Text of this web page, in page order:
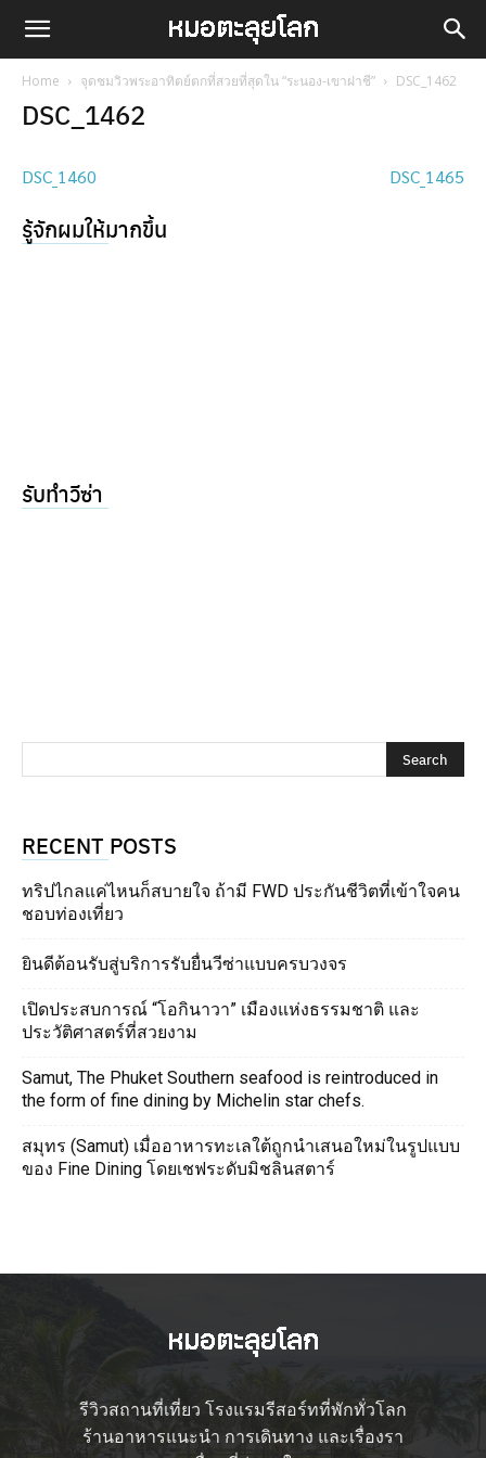
Home จุดชมวิวพระอาทิตย์ตกที่สวยที่สุดใน “ระนอง-เขาฝาชี” DSC_1462
DSC_1462
DSC_1460 DSC_1465
รู้จักผมให้มากขึ้น
รับทำวีซ่า
RECENT POSTS
ทริปไกลแค่ไหนก็สบายใจ ถ้ามี FWD ประกันชีวิตที่เข้าใจคน
ชอบท่องเที่ยว
ยินดีต้อนรับสู่บริการรับยื่นวีซ่าแบบครบวงจร
เปิดประสบการณ์ “โอกินาวา” เมืองแห่งธรรมชาติ และ
ประวัติศาสตร์ที่สวยงาม
Samut, The Phuket Southern seafood is reintroduced in
the form of fine dining by Michelin star chefs.
สมุทร (Samut) เมื่ออาหารทะเลใต้ถูกนำเสนอใหม่ในรูปแบบ
ของ Fine Dining โดยเชฟระดับมิชลินสตาร์
รีวิวสถานที่เที่ยว โรงแรมรีสอร์ทที่พักทั่วโลก
ร้านอาหารแนะนำ การเดินทาง และเรื่องรา